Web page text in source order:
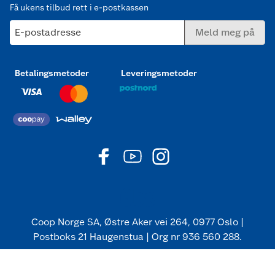
Få ukens tilbud rett i e-postkassen
E-postadresse Meld meg på
Betalingsmetoder Leveringsmetoder
Coop Norge SA, Østre Aker vei 264, 0977 Oslo |
Postboks 21 Haugenstua | Org nr 936 560 288.